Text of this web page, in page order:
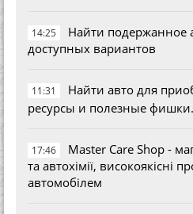
14:25
Найти подержанное
доступных вариантов
11:31
Найти авто для
ресурсы и полезные фишки.
17:46
Master Care Shop -
та автохімії, високоякісні
автомобілем